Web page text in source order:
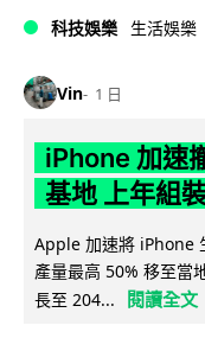
科技娛樂 生活娛樂
Vin 1 日
iPhone 加速
基地 上年組
Apple 加速將 iPhone
產量最高 50% 移至當
長至 204...
閱讀全文